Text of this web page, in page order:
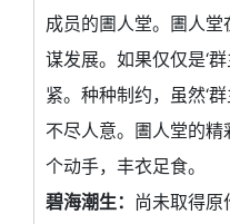
成员的圕人堂。圕人堂
谋发展。如果仅仅是‘
紧。种种制约，虽然‘
不尽人意。圕人堂的
个动手，丰衣足食。
碧海潮生： 尚未取得